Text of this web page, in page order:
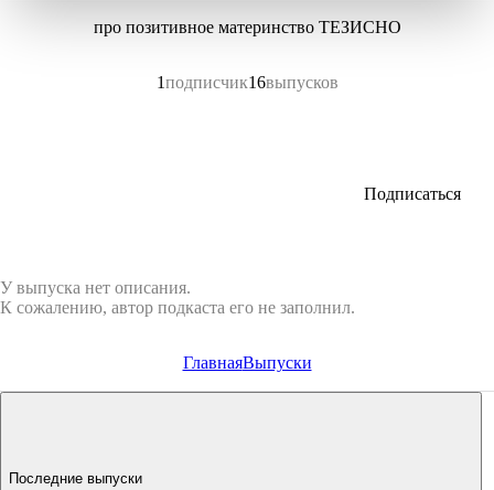
про позитивное материнство ТЕЗИСНО
1подписчик16выпусков
Подписаться
У выпуска нет описания.
К сожалению, автор подкаста его не заполнил.
ГлавнаяВыпуски
Последние выпуски